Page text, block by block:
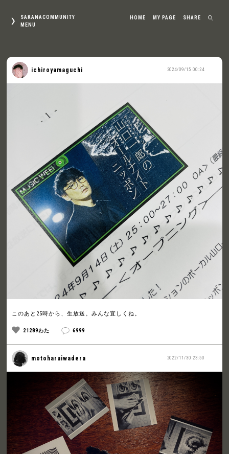
SAKANACOMMUNITY
MENU
HOME MY PAGE SHARE
2024/09/15 00:24
ichiroyamaguchi
このあと25時から、生放送。みんな宜しくね。
21289わた 6999
2022/11/30 23:50
motoharuiwadera